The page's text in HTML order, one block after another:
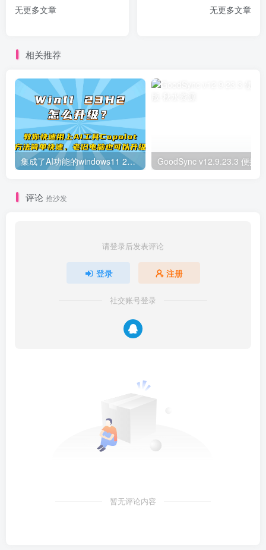
无更多文章
无更多文章
相关推荐
集成了AI功能的windows11 23H2怎么升级？Win11使用Copilot教程！
评论 抢沙发
请登录后发表评论
登录 注册
社交账号登录
暂无评论内容